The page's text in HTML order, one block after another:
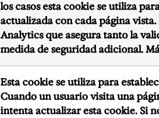
los casos esta cookie se utiliza
actualizada con cada página
Analytics que asegura tanto la
medida de seguridad adicional.
Esta cookie se utiliza para
Cuando un usuario visita una
intenta actualizar esta cookie. Si